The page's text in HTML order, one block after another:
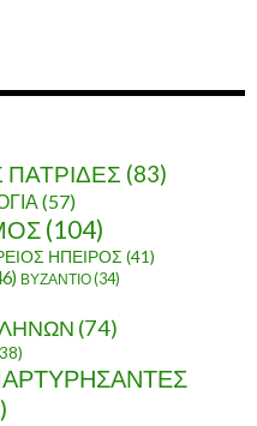
(83)
(57)
(104)
ΗΠΕΙΡΟΣ (41)
ΒΥΖΑΝΤΙΟ(34)
(74)